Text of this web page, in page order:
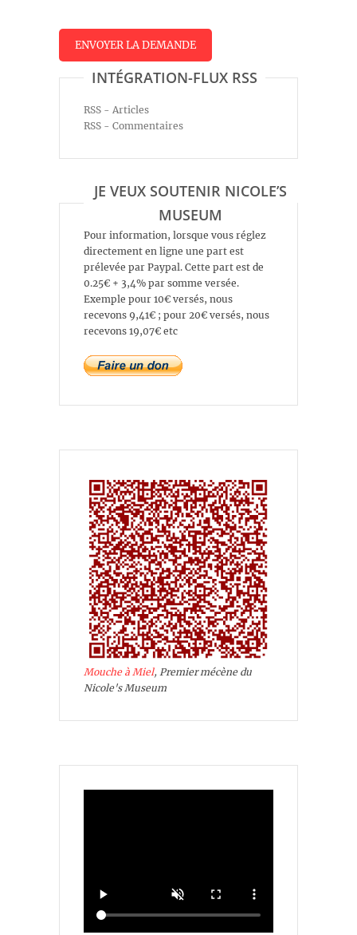
INTÉGRATION-FLUX RSS
RSS - Articles
RSS - Commentaires
JE VEUX SOUTENIR NICOLE’S
MUSEUM
Pour information, lorsque vous réglez
directement en ligne une part est
prélevée par Paypal. Cette part est de
0.25€ + 3,4% par somme versée.
Exemple pour 10€ versés, nous
recevons 9,41€ ; pour 20€ versés, nous
recevons 19,07€ etc
Mouche à Miel, Premier mécène du
Nicole's Museum